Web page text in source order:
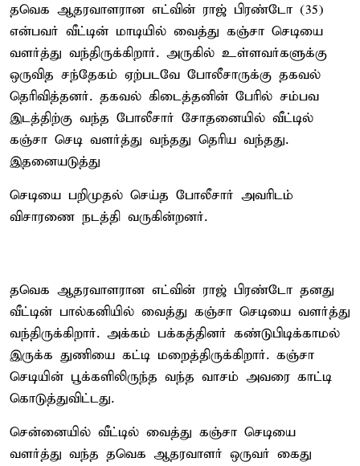
தவெக ஆதரவாளரான எட்வின் ராஜ் பிரண்டோ (35)
என்பவர் வீட்டின் மாடியில் வைத்து கஞ்சா செடியை
வளர்த்து வந்திருக்கிறார். அருகில் உள்ளவர்களுக்கு
ஒருவித சந்தேகம் ஏற்படவே போலீசாருக்கு தகவல்
தெரிவித்தனர். தகவல் கிடைத்தனின் பேரில் சம்பவ
இடத்திற்கு வந்த போலீசார் சோதனையில் வீட்டில்
கஞ்சா செடி வளர்த்து வந்தது தெரிய வந்தது.
இதனையடுத்து
செடியை பறிமுதல் செய்த போலீசார் அவரிடம்
விசாரணை நடத்தி வருகின்றனர்.
தவெக ஆதரவாளரான எட்வின் ராஜ் பிரண்டோ தனது
வீட்டின் பால்கனியில் வைத்து கஞ்சா செடியை வளர்த்து
வந்திருக்கிறார். அக்கம் பக்கத்தினர் கண்டுபிடிக்காமல்
இருக்க துணியை கட்டி மறைத்திருக்கிறார். கஞ்சா
செடியின் பூக்களிலிருந்த வந்த வாசம் அவரை காட்டி
கொடுத்துவிட்டது.
சென்னையில் வீட்டில் வைத்து கஞ்சா செடியை
வளர்த்து வந்த தவெக ஆதரவாளர் ஒருவர் கைது